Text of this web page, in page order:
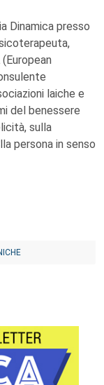
Dinamica presso
laiche e
del benessere
sulla
persona in senso